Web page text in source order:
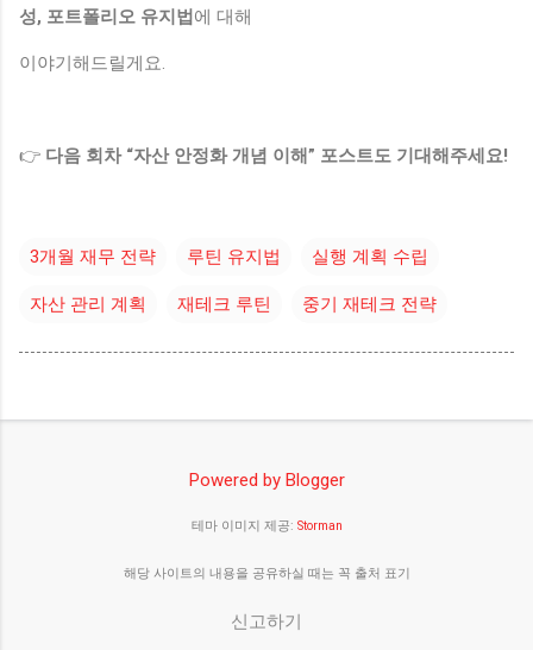
성, 포트폴리오 유지법 에 대해
이야기해드릴게요.
👉 다음 회차 “자산 안정화 개념 이해” 포스트도 기대해주세요!
3개월 재무 전략 루틴 유지법 실행 계획 수립
자산 관리 계획 재테크 루틴 중기 재테크 전략
Powered by Blogger
테마 이미지 제공: Storman
해당 사이트의 내용을 공유하실 때는 꼭 출처 표기
신고하기